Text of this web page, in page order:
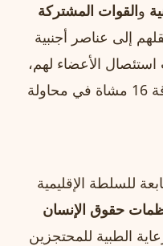
والقوات المشتركة
إلى عناصر أجنبية
الأعضاء لهم،
ثم يُدفنون داخل مقر قيادة الفرقة 16 مشاة في محاولة
للسلطة الإقليمية
حقوق الإنسان
الطبية للمحتجزين